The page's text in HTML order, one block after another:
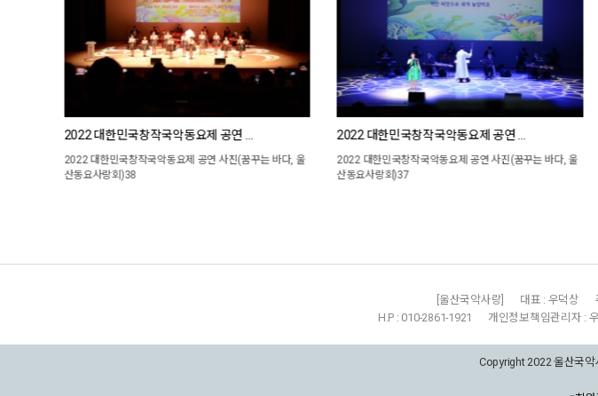
2022 대한민국창작국악동요제 공연 …
2022 대한민국창작국악동요제 공연 사진(꿈꾸는 바다, 울
산동요사랑회)38
2022 대한민국창작국악동요제 공연 …
2022 대한민국창작국악동요제 공연 사진(꿈꾸는 바다, 울
산동요사랑회)37
[울산국악사랑] 대표 : 우덕상
H.P : 010-2861-1921
개인정보책임관리자 :
Copyright 2022 울산국악